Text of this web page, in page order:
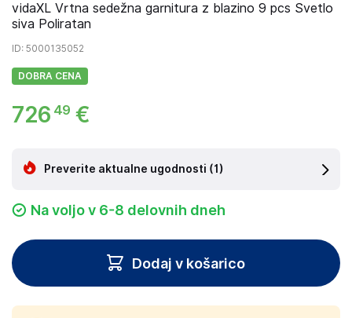
vidaXL Vrtna sedežna garnitura z blazino 9 pcs Svetlo
siva Poliratan
ID: 5000135052
DOBRA CENA
726 49 €
Preverite aktualne ugodnosti (1)
Na voljo v 6-8 delovnih dneh
Dodaj v košarico